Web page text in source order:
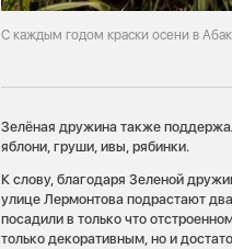
С каждым годом краски осени в
Зелёная дружина также
яблони, груши, ивы, рябинки.
К слову, благодаря Зеленой
улице Лермонтова подрастают
посадили в только что
только декоративным, но и